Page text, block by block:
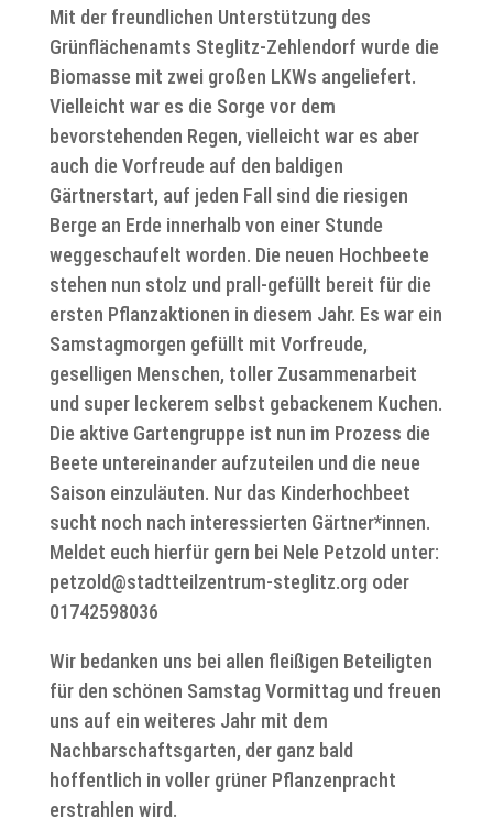
Mit der freundlichen Unterstützung des
Grünflächenamts Steglitz-Zehlendorf wurde die
Biomasse mit zwei großen LKWs angeliefert.
Vielleicht war es die Sorge vor dem
bevorstehenden Regen, vielleicht war es aber
auch die Vorfreude auf den baldigen
Gärtnerstart, auf jeden Fall sind die riesigen
Berge an Erde innerhalb von einer Stunde
weggeschaufelt worden. Die neuen Hochbeete
stehen nun stolz und prall-gefüllt bereit für die
ersten Pflanzaktionen in diesem Jahr. Es war ein
Samstagmorgen gefüllt mit Vorfreude,
geselligen Menschen, toller Zusammenarbeit
und super leckerem selbst gebackenem Kuchen.
Die aktive Gartengruppe ist nun im Prozess die
Beete untereinander aufzuteilen und die neue
Saison einzuläuten. Nur das Kinderhochbeet
sucht noch nach interessierten Gärtner*innen.
Meldet euch hierfür gern bei Nele Petzold unter:
petzold@stadtteilzentrum-steglitz.org oder
01742598036
Wir bedanken uns bei allen fleißigen Beteiligten
für den schönen Samstag Vormittag und freuen
uns auf ein weiteres Jahr mit dem
Nachbarschaftsgarten, der ganz bald
hoffentlich in voller grüner Pflanzenpracht
erstrahlen wird.